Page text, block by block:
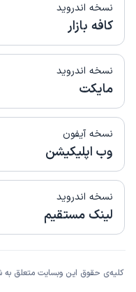
نسخه اندروید
کافه بازار
نسخه اندروید
مایکت
نسخه آیفون
وب اپلیکیشن
نسخه اندروید
لینک مستقیم
کلیه‌ی حقوق این وبسایت متعلق به